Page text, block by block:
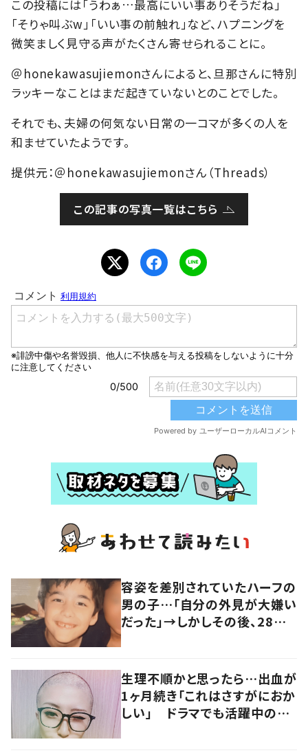
この投稿には「うわぁ…最高にいい事ありそうだね」
「そりゃ叫ぶw」「いい事の前触れ」など、ハプニングを
微笑ましく見守る声がたくさん寄せられることに。
＠honekawasujiemonさんによると、旦那さんに特別
ラッキーなことはまだ起きていないとのことでした。
それでも、夫婦の何気ない日常の一コマが多くの人を
和ませていたようです。
提供元：＠honekawasujiemonさん（Threads）
この記事の写真一覧はこちら
容姿を差別されていたハーフの
男の子…「自分の外見が大嫌い
だった」→しかしその後、28歳
ぎる」「今も昔もカッコイイ」
生理不順かと思ったら…出血が
1ヶ月続き「これはさすがにおか
しい」 ドラマでも活躍中の女